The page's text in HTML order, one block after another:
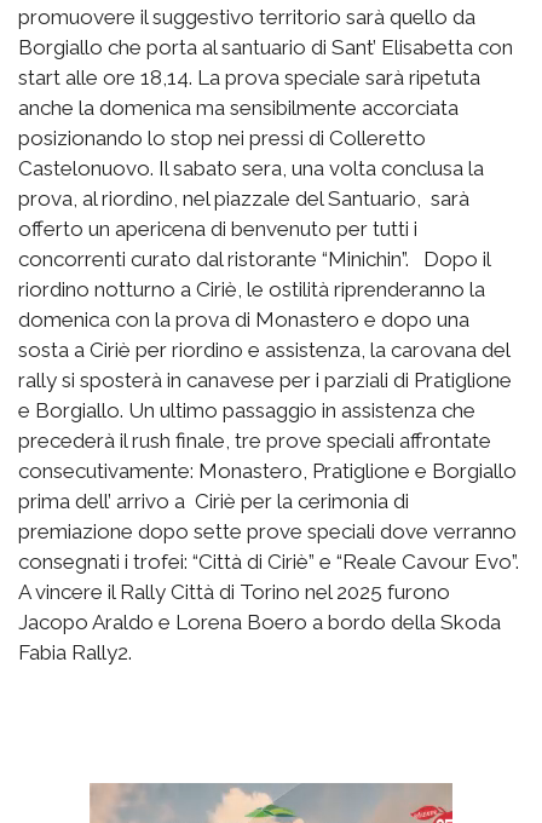
promuovere il suggestivo territorio sarà quello da
Borgiallo che porta al santuario di Sant’ Elisabetta con
start alle ore 18,14. La prova speciale sarà ripetuta
anche la domenica ma sensibilmente accorciata
posizionando lo stop nei pressi di Colleretto
Castelonuovo. Il sabato sera, una volta conclusa la
prova, al riordino, nel piazzale del Santuario, sarà
offerto un apericena di benvenuto per tutti i
concorrenti curato dal ristorante “Minichin”. Dopo il
riordino notturno a Ciriè, le ostilità riprenderanno la
domenica con la prova di Monastero e dopo una
sosta a Ciriè per riordino e assistenza, la carovana del
rally si sposterà in canavese per i parziali di Pratiglione
e Borgiallo. Un ultimo passaggio in assistenza che
precederà il rush finale, tre prove speciali affrontate
consecutivamente: Monastero, Pratiglione e Borgiallo
prima dell’ arrivo a Ciriè per la cerimonia di
premiazione dopo sette prove speciali dove verranno
consegnati i trofei: “Città di Ciriè” e “Reale Cavour Evo”.
A vincere il Rally Città di Torino nel 2025 furono
Jacopo Araldo e Lorena Boero a bordo della Skoda
Fabia Rally2.